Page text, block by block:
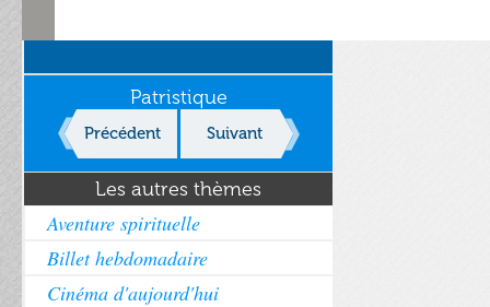
Patristique
Précédent Suivant
Les autres thèmes
Aventure spirituelle
Billet hebdomadaire
Cinéma d'aujourd'hui